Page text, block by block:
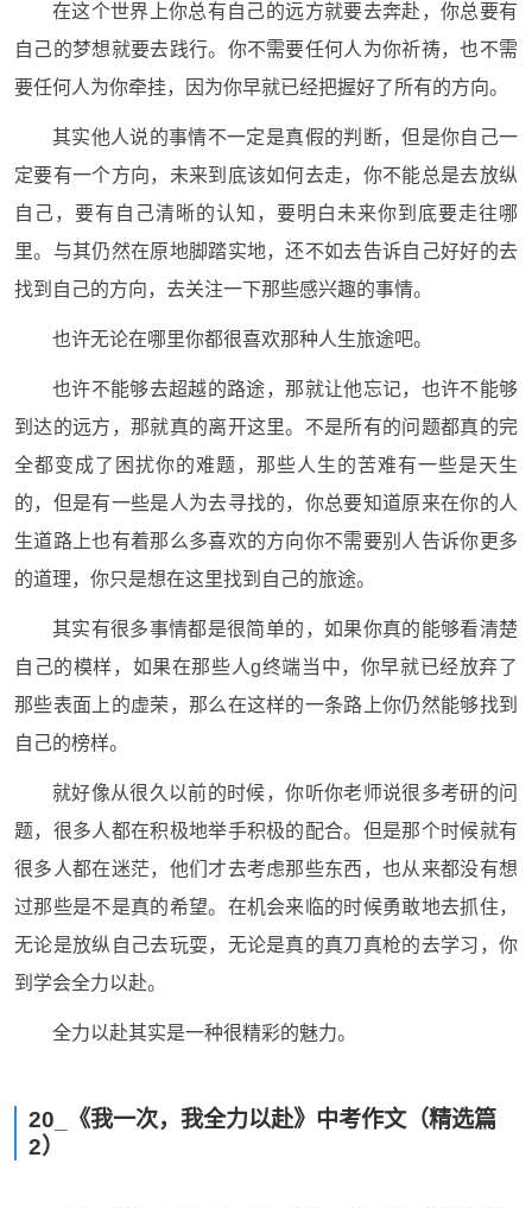
在这个世界上你总有自己的远方就要去奔赴，你总要有
自己的梦想就要去践行。你不需要任何人为你祈祷，也不需
要任何人为你牵挂，因为你早就已经把握好了所有的方向。
其实他人说的事情不一定是真假的判断，但是你自己一
定要有一个方向，未来到底该如何去走，你不能总是去放纵
自己，要有自己清晰的认知，要明白未来你到底要走往哪
里。与其仍然在原地脚踏实地，还不如去告诉自己好好的去
找到自己的方向，去关注一下那些感兴趣的事情。
也许无论在哪里你都很喜欢那种人生旅途吧。
也许不能够去超越的路途，那就让他忘记，也许不能够
到达的远方，那就真的离开这里。不是所有的问题都真的完
全都变成了困扰你的难题，那些人生的苦难有一些是天生
的，但是有一些是人为去寻找的，你总要知道原来在你的人
生道路上也有着那么多喜欢的方向你不需要别人告诉你更多
的道理，你只是想在这里找到自己的旅途。
其实有很多事情都是很简单的，如果你真的能够看清楚
自己的模样，如果在那些人g终端当中，你早就已经放弃了
那些表面上的虚荣，那么在这样的一条路上你仍然能够找到
自己的榜样。
就好像从很久以前的时候，你听你老师说很多考研的问
题，很多人都在积极地举手积极的配合。但是那个时候就有
很多人都在迷茫，他们才去考虑那些东西，也从来都没有想
过那些是不是真的希望。在机会来临的时候勇敢地去抓住，
无论是放纵自己去玩耍，无论是真的真刀真枪的去学习，你
到学会全力以赴。
全力以赴其实是一种很精彩的魅力。
20_《我一次，我全力以赴》中考作文（精选篇
2）